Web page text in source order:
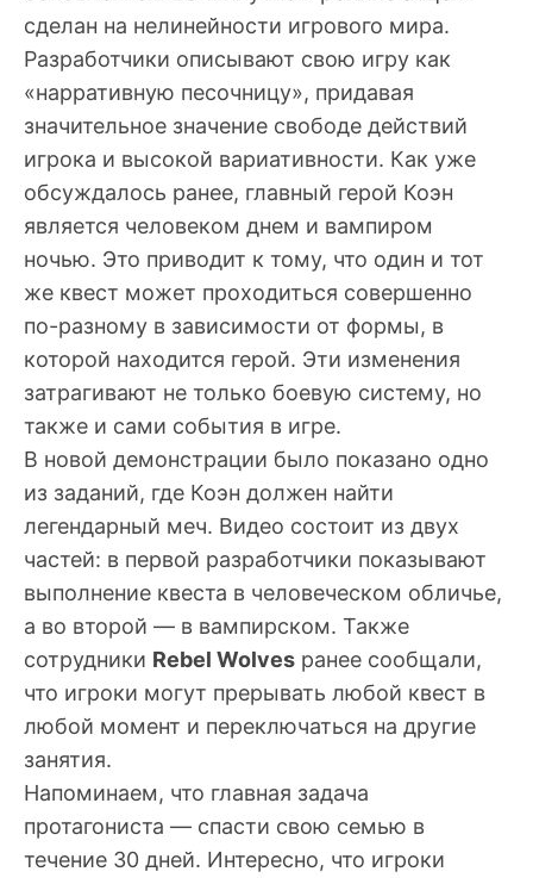
сделан на нелинейности игрового мира.
Разработчики описывают свою игру как
«нарративную песочницу», придавая
значительное значение свободе действий
игрока и высокой вариативности. Как уже
обсуждалось ранее, главный герой Коэн
является человеком днем и вампиром
ночью. Это приводит к тому, что один и тот
же квест может проходиться совершенно
по-разному в зависимости от формы, в
которой находится герой. Эти изменения
затрагивают не только боевую систему, но
также и сами события в игре.
В новой демонстрации было показано одно
из заданий, где Коэн должен найти
легендарный меч. Видео состоит из двух
частей: в первой разработчики показывают
выполнение квеста в человеческом обличье,
а во второй — в вампирском. Также
сотрудники Rebel Wolves ранее сообщали,
что игроки могут прерывать любой квест в
любой момент и переключаться на другие
занятия.
Напоминаем, что главная задача
протагониста — спасти свою семью в
течение 30 дней. Интересно, что игроки